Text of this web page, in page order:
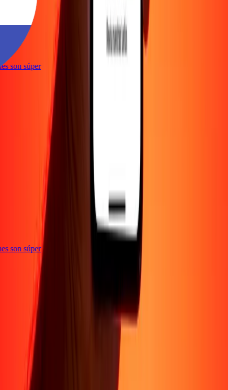
son súper
son súper
Acerca de
Conviértete en agenteConviértete en socio
Conviértete en socio estratégico
Carreras Promociones
Transferencia internacional de dinero
Soporte